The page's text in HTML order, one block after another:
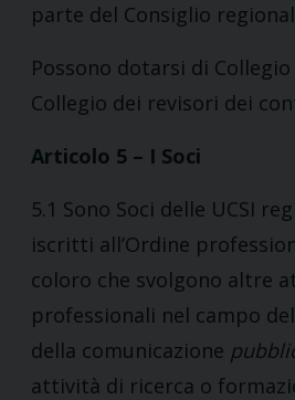
parte del Consiglio
Possono dotarsi di
Collegio dei revisori dei
Articolo 5 – I Soci
5.1 Sono Soci delle UCSI
iscritti all’Ordine
coloro che svolgono altre
professionali nel campo
della comunicazione
attività di ricerca o